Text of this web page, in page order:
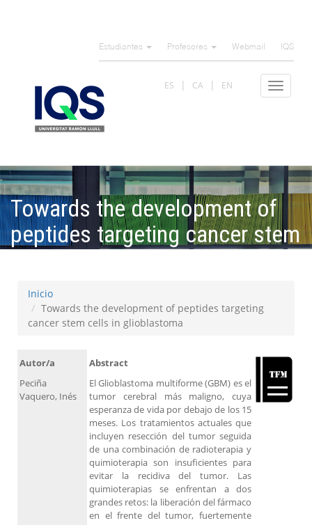
Estudiantes Profesores Webmail IQS
Toggle
ES CA EN
Towards the development of
peptides targeting cancer stem
Inicio
Towards the development of peptides targeting
cancer stem cells in glioblastoma
Autor/a
Peciña
Vaquero, Inés
Abstract
El Glioblastoma multiforme (GBM) es el
tumor cerebral más maligno, cuya
esperanza de vida por debajo de los 15
meses. Los tratamientos actuales que
incluyen resección del tumor seguida
de una combinación de radioterapia y
quimioterapia son insuficientes para
evitar la recidiva del tumor. Las
quimioterapias se enfrentan a dos
grandes retos: la liberación del fármaco
en el frente del tumor, fuertemente